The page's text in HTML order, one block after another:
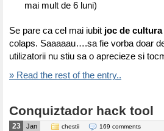
mai mult de 6 luni)
Se pare ca cel mai iubit joc de
colaps. Saaaaau….sa fie vorba doar
utilizatorii nu stiu sa o aprecieze si
» Read the rest of the entry..
Conquiztador hack tool
23 Jan chestii 169 comments